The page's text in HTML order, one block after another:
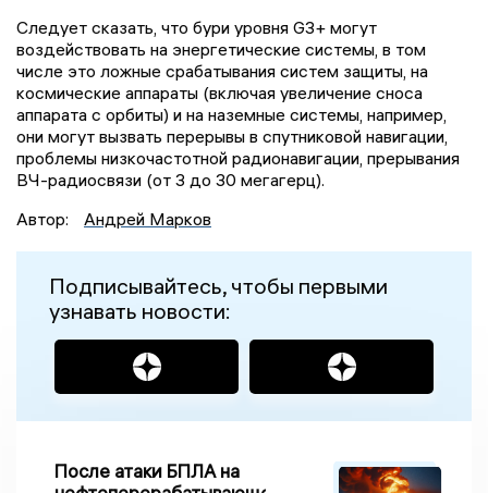
Следует сказать, что бури уровня G3+ могут
воздействовать на энергетические системы, в том
числе это ложные срабатывания систем защиты, на
космические аппараты (включая увеличение сноса
аппарата с орбиты) и на наземные системы, например,
они могут вызвать перерывы в спутниковой навигации,
проблемы низкочастотной радионавигации, прерывания
ВЧ-радиосвязи (от 3 до 30 мегагерц).
Автор:
Андрей Марков
Подписывайтесь, чтобы первыми
узнавать новости:
После атаки БПЛА на